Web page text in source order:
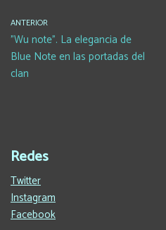
ANTERIOR
"Wu note". La elegancia de
Blue Note en las portadas del
clan
Redes
Twitter
Instagram
Facebook